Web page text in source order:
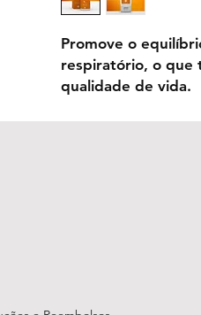
Promove o
respiratório, o que
qualidade de vida.